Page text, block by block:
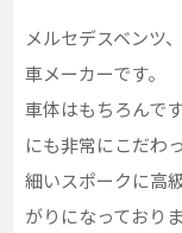
メルセデスベンツ
車メーカーです。
車体はもちろんで
にも非常にこだわ
細いスポークに高
がりになっておりま